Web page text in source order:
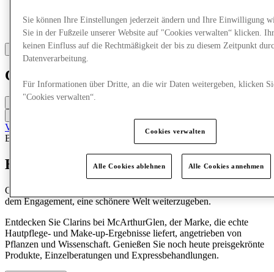
Clarins
Geschlossen
Vereinbaren Sie einen Termin
Beauty
Entdecke Clarins
Clarins feiert über sieben Jahrzehnte an Tradition, Innovation und
dem Engagement, eine schönere Welt weiterzugeben.
Entdecken Sie Clarins bei McArthurGlen, der Marke, die echte
Hautpflege- und Make-up-Ergebnisse liefert, angetrieben von
Pflanzen und Wissenschaft. Genießen Sie noch heute preisgekrönte
Produkte, Einzelberatungen und Expressbehandlungen.
Sie können Ihre Einstellungen jederzeit ändern und Ihre Einwilligung
Sie in der Fußzeile unserer Website auf "Cookies verwalten“ klicken.
keinen Einfluss auf die Rechtmäßigkeit der bis zu diesem Zeitpunkt
Datenverarbeitung.
Für Informationen über Dritte, an die wir Daten weitergeben, klicken
"Cookies verwalten“.
Cookies verwalten
Alle Cookies ablehnen Alle Cookies annehmen